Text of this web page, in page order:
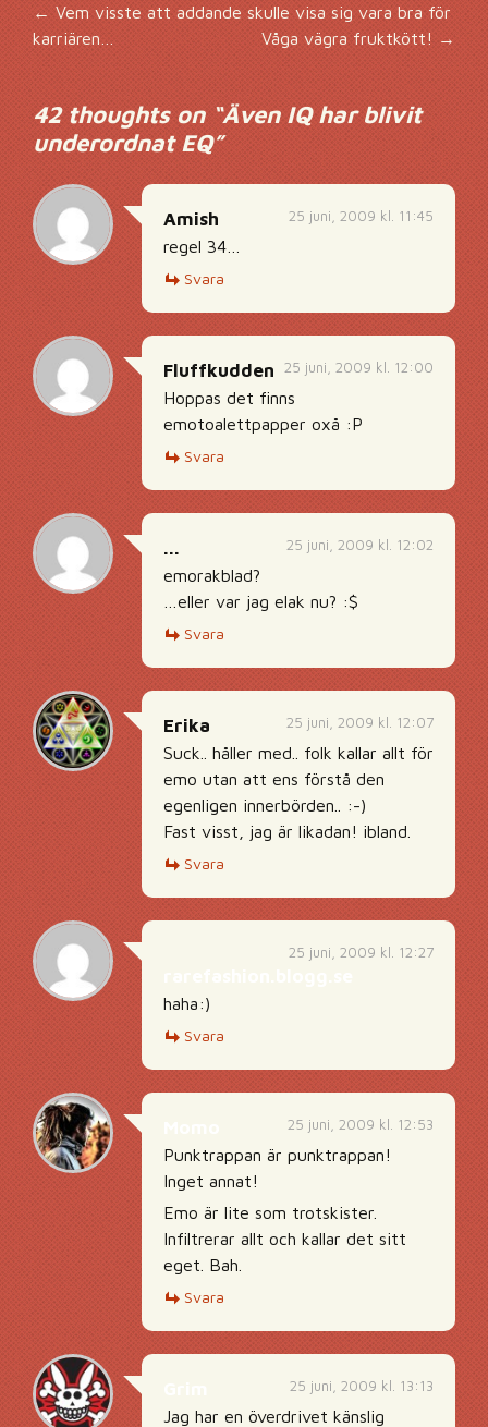
Inläggsnavigering
← Vem visste att addande skulle visa sig vara bra för
karriären…
Våga vägra fruktkött!→
42 thoughts on “Även IQ har blivit
underordnat EQ”
25 juni, 2009 kl. 11:45
Amish
regel 34…
Svara
25 juni, 2009 kl. 12:00
Fluffkudden
Hoppas det finns
emotoalettpapper oxå :P
Svara
25 juni, 2009 kl. 12:02
...
emorakblad?
…eller var jag elak nu? :$
Svara
25 juni, 2009 kl. 12:07
Erika
Suck.. håller med.. folk kallar allt för
emo utan att ens förstå den
egenligen innerbörden.. :-)
Fast visst, jag är likadan! ibland.
Svara
25 juni, 2009 kl. 12:27
haha:)
Svara
25 juni, 2009 kl. 12:53
Punktrappan är punktrappan!
Inget annat!
Emo är lite som trotskister.
Infiltrerar allt och kallar det sitt
eget. Bah.
Svara
25 juni, 2009 kl. 13:13
Jag har en överdrivet känslig